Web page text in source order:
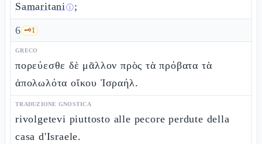
Samaritaniⓘ;
6 🗝️1
GRECO
πορεύεσθε δὲ μᾶλλον πρὸς τὰ πρόβατα τὰ
ἀπολωλότα οἴκου Ἰσραήλ.
TRADUZIONE GNOSTICA
rivolgetevi piuttosto alle pecore perdute della
casa d'Israele.